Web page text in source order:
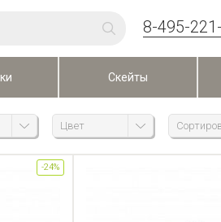
Цвет
-24%
8-495-
Скейты